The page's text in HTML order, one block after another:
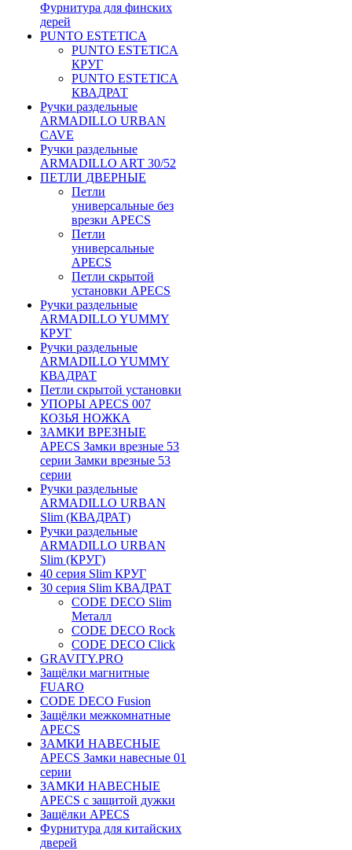
Фурнитура для финских
дерей
PUNTO ESTETICA
PUNTO ESTETICA
КРУГ
PUNTO ESTETICA
КВАДРАТ
Ручки раздельные
ARMADILLO URBAN
CAVE
Ручки раздельные
ARMADILLO ART 30/52
ПЕТЛИ ДВЕРНЫЕ
Петли
универсальные без
врезки APECS
Петли
универсальные
APECS
Петли скрытой
установки APECS
Ручки раздельные
ARMADILLO YUMMY
КРУГ
Ручки раздельные
ARMADILLO YUMMY
КВАДРАТ
Петли скрытой установки
УПОРЫ APECS 007
КОЗЬЯ НОЖКА
ЗАМКИ ВРЕЗНЫЕ
APECS Замки врезные 53
серии Замки врезные 53
серии
Ручки раздельные
ARMADILLO URBAN
Slim (КВАДРАТ)
Ручки раздельные
ARMADILLO URBAN
Slim (КРУГ)
40 серия Slim КРУГ
30 серия Slim КВАДРАТ
CODE DECO Slim
Металл
CODE DECO Rock
CODE DECO Click
GRAVITY.PRO
Защёлки магнитные
FUARO
CODE DECO Fusion
Защёлки межкомнатные
APECS
ЗАМКИ НАВЕСНЫЕ
APECS Замки навесные 01
серии
ЗАМКИ НАВЕСНЫЕ
APECS с защитой дужки
Защёлки APECS
Фурнитура для китайских
дверей